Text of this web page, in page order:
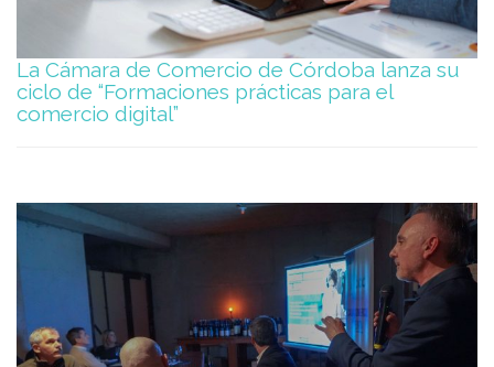
La Cámara de Comercio de Córdoba lanza su
ciclo de “Formaciones prácticas para el
comercio digital”